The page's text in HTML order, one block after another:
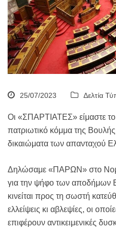
25/07/2023 Δελτία
Οι «ΣΠΑΡΤΙΑΤΕΣ» είμαστε
πατριωτικό κόμμα της
δικαιώματα των απανταχού
Δηλώσαμε «ΠΑΡΩΝ» στο
για την ψήφο των αποδήμων
κινείται προς τη σωστή
ελλείψεις κι αβλεψίες, οι
επιφέρουν αντικειμενικές